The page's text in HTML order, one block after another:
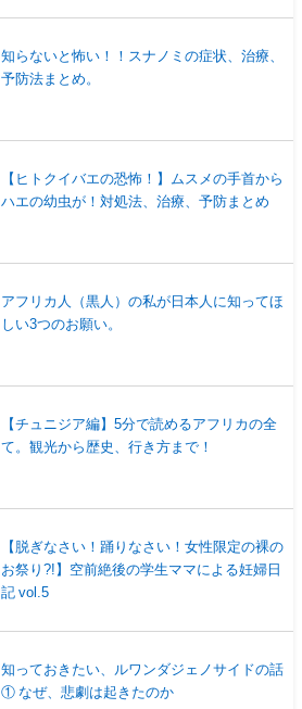
知らないと怖い！！スナノミの症状、治療、
予防法まとめ。
【ヒトクイバエの恐怖！】ムスメの手首から
ハエの幼虫が！対処法、治療、予防まとめ
アフリカ人（黒人）の私が日本人に知ってほ
しい3つのお願い。
【チュニジア編】5分で読めるアフリカの全
て。観光から歴史、行き方まで！
【脱ぎなさい！踊りなさい！女性限定の裸の
お祭り?!】空前絶後の学生ママによる妊婦日
記 vol.5
知っておきたい、ルワンダジェノサイドの話
① なぜ、悲劇は起きたのか